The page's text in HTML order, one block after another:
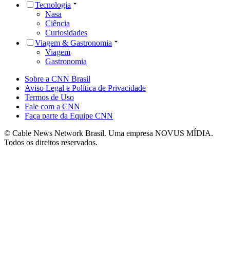
Tecnologia
Nasa
Ciência
Curiosidades
Viagem & Gastronomia
Viagem
Gastronomia
Sobre a CNN Brasil
Aviso Legal e Política de Privacidade
Termos de Uso
Fale com a CNN
Faça parte da Equipe CNN
© Cable News Network Brasil. Uma empresa NOVUS MÍDIA.
Todos os direitos reservados.